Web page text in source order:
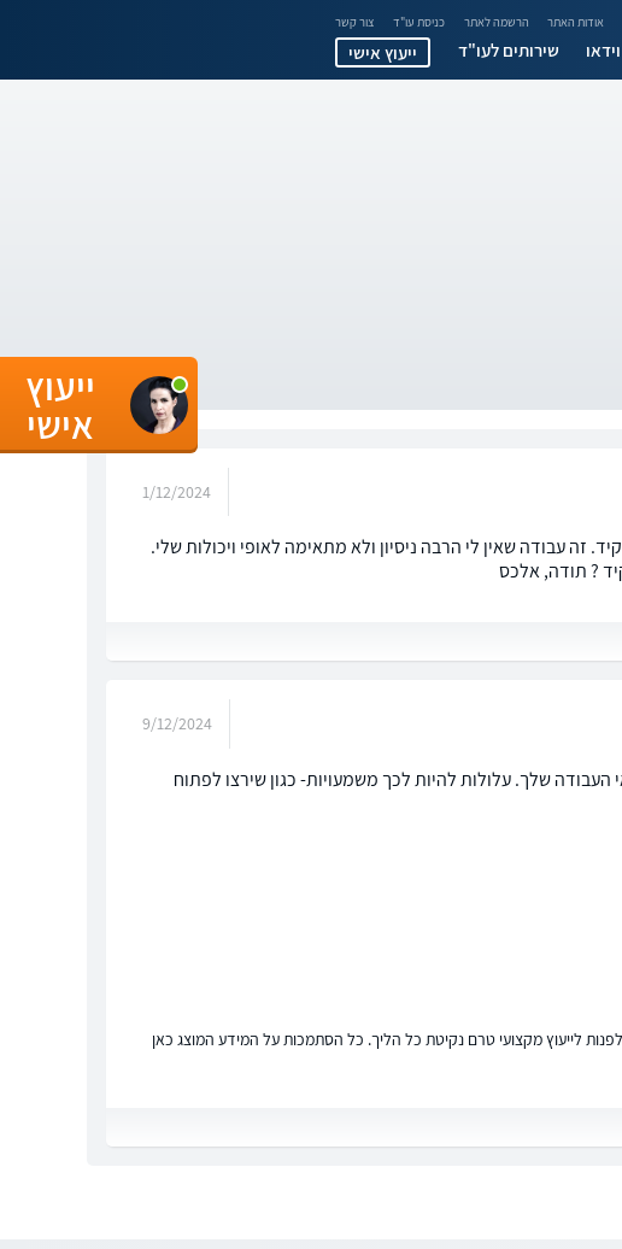
אודות האתר הרשמה לאתר כניסת עו"ד צור קשר
שירותים לעו"ד ייעוץ אישי
1/12/2024
עבודה שאין לי הרבה ניסיון ולא מתאימה לאופי ויכולות שלי.
? תודה, אלכס
9/12/2024
שלך. עלולות להיות לכך משמעויות- כגון שירצו לפתוח
לייעוץ מקצועי טרם נקיטת כל הליך. כל הסתמכות על המידע המוצג כאן
ייעוץ
אישי